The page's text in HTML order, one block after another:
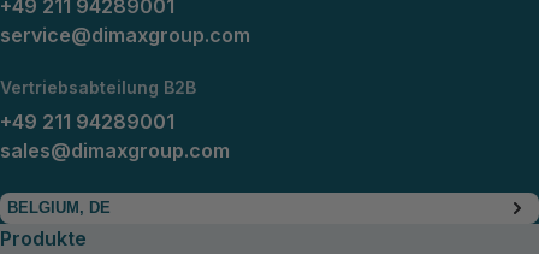
+49 211 94289001
service@dimaxgroup.com
Vertriebsabteilung B2B
+49 211 94289001
sales@dimaxgroup.com
BELGIUM, DE
Produkte